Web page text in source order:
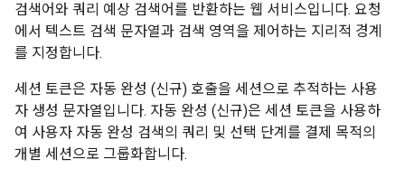
검색어와 쿼리 예상 검색어를 반환하는 웹 서비스입니다. 요청
에서 텍스트 검색 문자열과 검색 영역을 제어하는 지리적 경계
를 지정합니다.
세션 토큰은 자동 완성 (신규) 호출을 세션으로 추적하는 사용
자 생성 문자열입니다. 자동 완성 (신규)은 세션 토큰을 사용하
여 사용자 자동 완성 검색의 쿼리 및 선택 단계를 결제 목적의
개별 세션으로 그룹화합니다.